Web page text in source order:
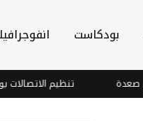
بودكاست
تنظيم الاتصالات يوضح